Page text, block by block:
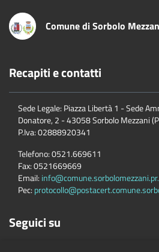
Comune di Sorbolo
Recapiti e contatti
Sede Legale: Piazza Libertà 1 - Sede
Donatore, 2 - 43058 Sorbolo Mezzani
P.Iva:02888920341
Telefono:0521.669611
Fax:0521669669
Email:
Pec:
Seguici su